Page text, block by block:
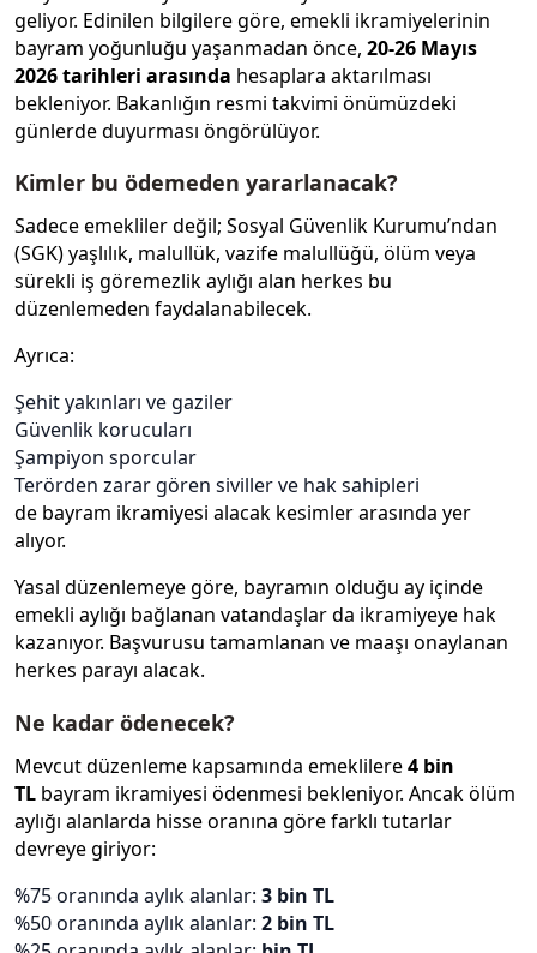
geliyor. Edinilen bilgilere göre, emekli ikramiyelerinin
bayram yoğunluğu yaşanmadan önce, 20-26 Mayıs
2026 tarihleri arasında hesaplara aktarılması
bekleniyor. Bakanlığın resmi takvimi önümüzdeki
günlerde duyurması öngörülüyor.
Kimler bu ödemeden yararlanacak?
Sadece emekliler değil; Sosyal Güvenlik Kurumu’ndan
(SGK) yaşlılık, malullük, vazife malullüğü, ölüm veya
sürekli iş göremezlik aylığı alan herkes bu
düzenlemeden faydalanabilecek.
Ayrıca:
Şehit yakınları ve gaziler
Güvenlik korucuları
Şampiyon sporcular
Terörden zarar gören siviller ve hak sahipleri
de bayram ikramiyesi alacak kesimler arasında yer
alıyor.
Yasal düzenlemeye göre, bayramın olduğu ay içinde
emekli aylığı bağlanan vatandaşlar da ikramiyeye hak
kazanıyor. Başvurusu tamamlanan ve maaşı onaylanan
herkes parayı alacak.
Ne kadar ödenecek?
Mevcut düzenleme kapsamında emeklilere4 bin
TL bayram ikramiyesi ödenmesi bekleniyor. Ancak ölüm
aylığı alanlarda hisse oranına göre farklı tutarlar
devreye giriyor:
%75 oranında aylık alanlar: 3 bin TL
%50 oranında aylık alanlar: 2 bin TL